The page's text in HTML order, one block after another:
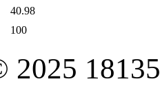
40.98
100